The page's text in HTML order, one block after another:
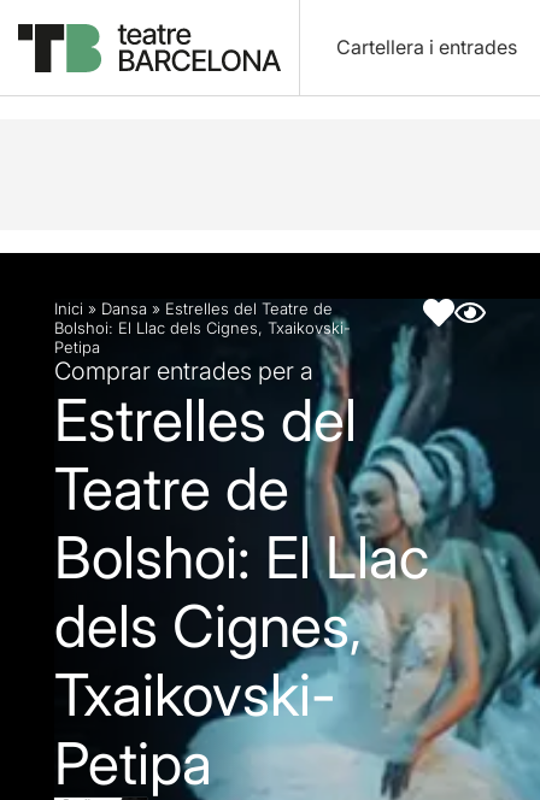
Cartellera i entrades
Descripció Fitxa artística Fotos i vídeos
Inici » Dansa » Estrelles del Teatre de
Bolshoi: El Llac dels Cignes, Txaikovski-
Petipa
Comprar entrades per a
Estrelles del
Teatre de
Bolshoi: El Llac
dels Cignes,
Txaikovski-
Petipa